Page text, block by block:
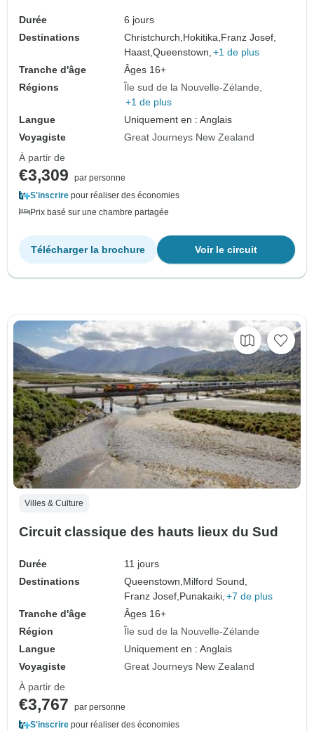
Durée
6 jours
Destinations
Christchurch, Hokitika, Franz Josef,
Haast,Queenstown, +1 de plus
Tranche d'âge
Âges 16+
Régions
Île sud de la Nouvelle-Zélande
+1 de plus
Langue
Uniquement en : Anglais
Voyagiste
Great Journeys New Zealand
À partir de
€3,309
par personne
S'inscrire pour réaliser des économies
Prix basé sur une chambre partagée
Voir le circuit
Télécharger la brochure
Villes & Culture
Circuit classique des hauts lieux du Sud
Durée
11 jours
Destinations
Queenstown, Milford Sound,
Franz Josef, Punakaiki, +7 de plus
Tranche d'âge
Âges 16+
Région
Île sud de la Nouvelle-Zélande
Langue
Uniquement en : Anglais
Voyagiste
Great Journeys New Zealand
À partir de
€3,767
par personne
S'inscrire pour réaliser des économies